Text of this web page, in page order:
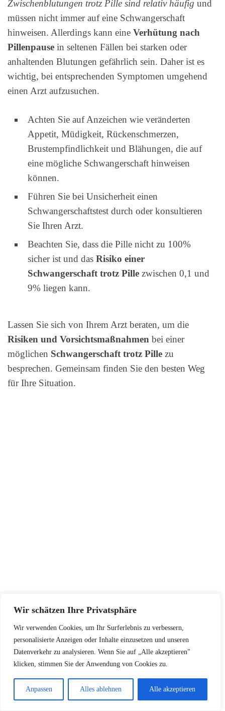
Wir schätzen Ihre Privatsphäre
Wir verwenden Cookies, um Ihr Surferlebnis zu verbessern,
personalisierte Anzeigen oder Inhalte einzusetzen und unseren
Datenverkehr zu analysieren. Wenn Sie auf „Alle akzeptieren"
klicken, stimmen Sie der Anwendung von Cookies zu.
Anpassen Alles ablehnen Alle akzeptieren
Zwischenblutungen trotz Pille sind relativ häufig und
müssen nicht immer auf eine Schwangerschaft
hinweisen. Allerdings kann eine Verhütung nach
Pillenpause in seltenen Fällen bei starken oder
anhaltenden Blutungen gefährlich sein. Daher ist es
wichtig, bei entsprechenden Symptomen umgehend
einen Arzt aufzusuchen.
Achten Sie auf Anzeichen wie veränderten
Appetit, Müdigkeit, Rückenschmerzen,
Brustempfindlichkeit und Blähungen, die auf
eine mögliche Schwangerschaft hinweisen
können.
Führen Sie bei Unsicherheit einen
Schwangerschaftstest durch oder konsultieren
Sie Ihren Arzt.
Beachten Sie, dass die Pille nicht zu 100%
sicher ist und das Risiko einer
Schwangerschaft trotz Pille zwischen 0,1 und
9% liegen kann.
Lassen Sie sich von Ihrem Arzt beraten, um die
Risiken und Vorsichtsmaßnahmen bei einer
möglichen Schwangerschaft trotz Pille zu
besprechen. Gemeinsam finden Sie den besten Weg
für Ihre Situation.
Fazit
Zusammenfassend lässt sich sagen, dass
Zwischenblutungen trotz Pille zwar lästig sein